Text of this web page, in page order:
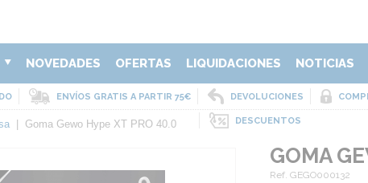
NOVEDADES OFERTAS LIQUIDACIONES NOTICIAS
ENVÍOS GRATIS A PARTIR 75€ DEVOLUCIONES
DESCUENTOS
Goma Gewo Hype XT PRO 40.0
GOMA
Ref. GEGO000132